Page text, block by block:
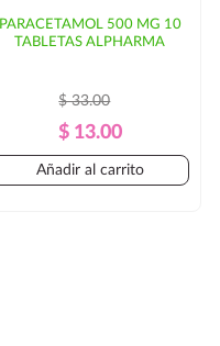
PARACETAMOL 500 MG 10
TABLETAS ALPHARMA
Precio
Regular
$ 33.00
Precio
$ 13.00
Añadir al carrito